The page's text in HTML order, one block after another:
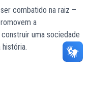
combatido na raiz –
a
uma sociedade